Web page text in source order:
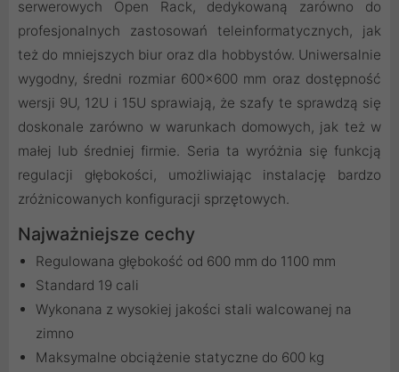
serwerowych Open Rack, dedykowaną zarówno do
profesjonalnych zastosowań teleinformatycznych, jak
też do mniejszych biur oraz dla hobbystów. Uniwersalnie
wygodny, średni rozmiar 600x600 mm oraz dostępność
wersji 9U, 12U i 15U sprawiają, że szafy te sprawdzą się
doskonale zarówno w warunkach domowych, jak też w
małej lub średniej firmie. Seria ta wyróżnia się funkcją
regulacji głębokości, umożliwiając instalację bardzo
zróżnicowanych konfiguracji sprzętowych.
Najważniejsze cechy
Regulowana głębokość od 600 mm do 1100 mm
Standard 19 cali
Wykonana z wysokiej jakości stali walcowanej na
zimno
Maksymalne obciążenie statyczne do 600 kg